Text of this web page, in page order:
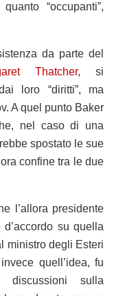
“occupanti”,
da parte del
Thatcher, si
loro “diritti”, ma
A quel punto Baker
nel caso di una
spostato le sue
confine tra le due
l’allora presidente
su quella
ministro degli Esteri
quell’idea, fu
sulla